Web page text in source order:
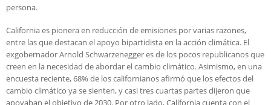
persona.
California es pionera en reducción de emisiones por varias razones,
entre las que destacan el apoyo bipartidista en la acción climática. El
exgobernador Arnold Schwarzenegger es de los pocos republicanos que
creen en la necesidad de abordar el cambio climático. Asimismo, en una
encuesta reciente, 68% de los californianos afirmó que los efectos del
cambio climático ya se sienten, y casi tres cuartas partes dijeron que
apoyaban el objetivo de 2030. Por otro lado, California cuenta con el